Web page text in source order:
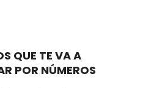
QUE TE VA A
POR NÚMEROS